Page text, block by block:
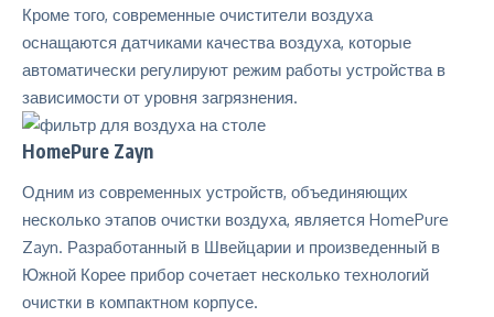
Кроме того, современные очистители воздуха
оснащаются датчиками качества воздуха, которые
автоматически регулируют режим работы устройства в
зависимости от уровня загрязнения.
HomePure Zayn
Одним из современных устройств, объединяющих
несколько этапов очистки воздуха, является HomePure
Zayn. Разработанный в Швейцарии и произведенный в
Южной Корее прибор сочетает несколько технологий
очистки в компактном корпусе.